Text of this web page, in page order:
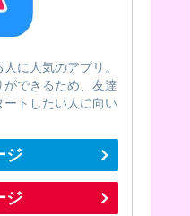
に人気のアプリ。
できるため、友達
トしたい人に向い
ジ
ジ